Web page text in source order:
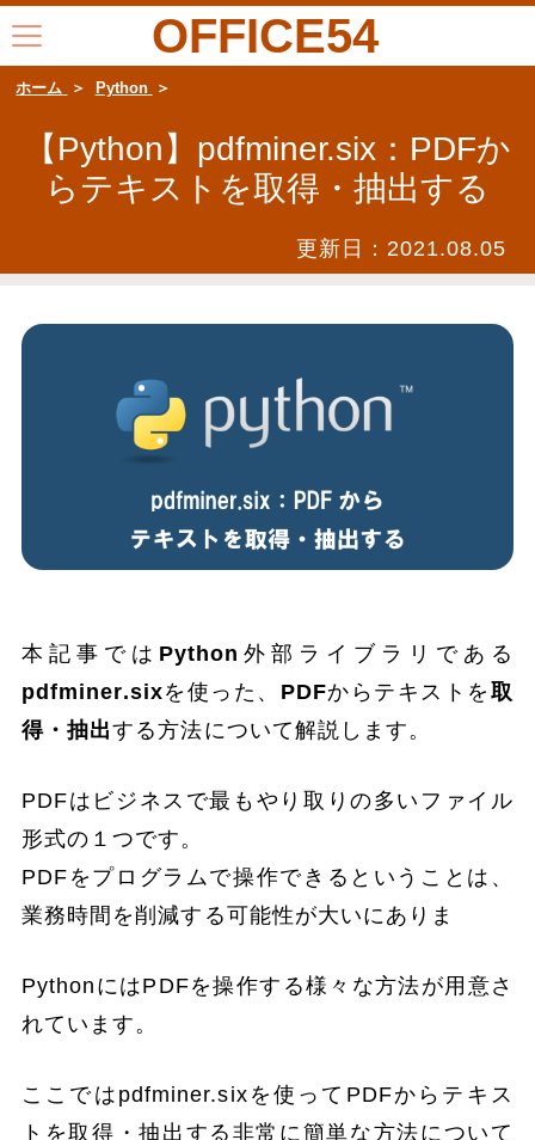
OFFICE54
ホーム Python
【Python】pdfminer.six：PDFか
らテキストを取得・抽出する
更新日： 2021.08.05
本記事では Python 外部ライブラリである
pdfminer.sixを使った、 PDFからテキストを 取
得・抽出する方法について解説します。
PDFはビジネスで最もやり取りの多いファイル
形式の１つです。
PDFをプログラムで操作できるということは、
業務時間を削減する可能性が大いにありま
PythonにはPDFを操作する様々な方法が用意さ
れています。
ここではpdfminer.sixを使ってPDFからテキス
トを取得・抽出する非常に簡単な方法について